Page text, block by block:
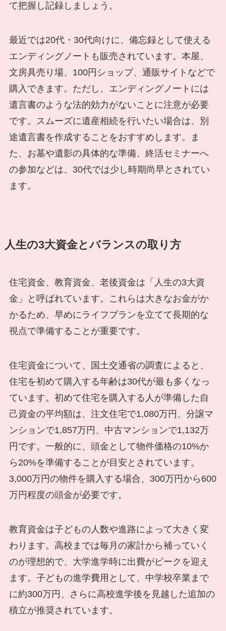
て把握し記録しましょう。
最近では20代・30代向けに、備忘録として使える
エンディングノートも販売されています。本屋、
文房具売り場、100円ショップ、通販サイトなどで
購入できます。ただし、エンディングノートには
遺言書のような法的効力がないことに注意が必要
です。スムーズに遺産相続を行いたい場合は、別
途遺言書を作成することをおすすめします。ま
た、お墓や遺影の具体的な準備、終活セミナーへ
の参加などは、30代では少し時期尚早とされてい
ます。
人生の3大資金とバランスの取り方
住宅資金、教育資金、老後資金は「人生の3大資
金」と呼ばれています。これらは大きなお金がか
かるため、早めにライフプランを立てて長期的な
視点で準備することが重要です。
住宅資金について、国土交通省の調査によると、
住宅を初めて購入する年齢は30代が最も多くなっ
ています。初めて住宅を購入する人が準備した自
己資金の平均額は、注文住宅で1,080万円、分譲マ
ンションで1,857万円、中古マンションで1,132万
円です。一般的に、頭金として物件価格の10%か
ら20%を準備することが目安とされています。
3,000万円の物件を購入する場合、300万円から600
万円程度の頭金が必要です。
教育資金は子どもの人数や進路によって大きく変
わります。高校までは毎月の家計から補っていく
のが理想的で、大学進学時に出費がピークを迎え
ます。子どもの進学費用として、中学校卒業まで
に約300万円、さらに高校進学後を見越した追加の
積立が推奨されています。